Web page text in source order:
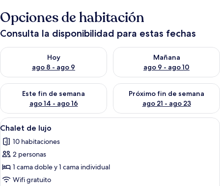
Opciones de habitación
Consulta la disponibilidad para estas fechas
Hoy
ago 8 - ago 9
Consulta la disponibilidad para hoy ago 8 - ago 9
Mañana
ago 9 - ago 10
Consulta la disponibilidad
Este fin de semana
ago 14 - ago 16
Consulta la disponibilidad para este fin de semana ago 14 -
Próximo fin de semana
ago 21 - ago 23
Consulta la disponibilidad
Abrir
todas
las
fotos
de
Chalet
Una habitación de hotel con dos
3
Chalet de lujo
10 habitaciones
2 personas
1 cama doble y 1 cama individual
Wifi gratuito